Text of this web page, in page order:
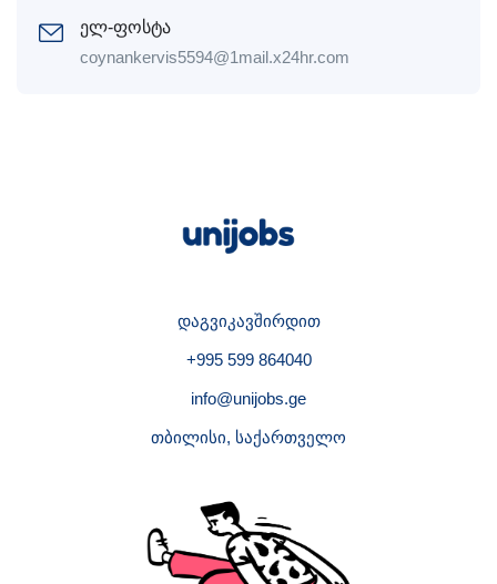
ელ-ფოსტა
coynankervis5594@1mail.x24hr.com
დაგვიკავშირდით
+995 599 864040
info@unijobs.ge
თბილისი, საქართველო